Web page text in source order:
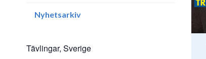
Nyhetsarkiv
Tävlingar, Sverige